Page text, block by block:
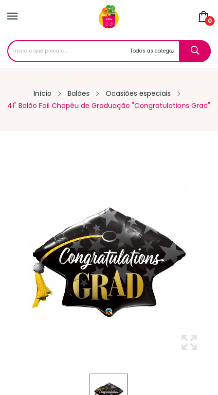
0
Início Balões
Ocasiões especiais
41" Balão Foil Chapéu de Graduação "Congratulations Grad"